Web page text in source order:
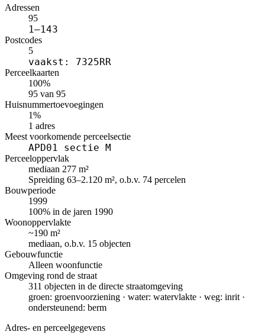
Adressen
95
1–143
Postcodes
5
vaakst: 7325RR
Perceelkaarten
100%
95 van 95
Huisnummertoevoegingen
1%
1 adres
Meest voorkomende perceelsectie
APD01 sectie M
Perceeloppervlak
mediaan 277 m²
Spreiding 63–2.120 m², o.b.v. 74 percelen
Bouwperiode
1999
100% in de jaren 1990
Woonoppervlakte
~190 m²
mediaan, o.b.v. 15 objecten
Gebouwfunctie
Alleen woonfunctie
Omgeving rond de straat
311 objecten in de directe straatomgeving
groen: groenvoorziening · water: watervlakte · weg: inrit ·
ondersteunend: berm
Adres- en perceelgegevens